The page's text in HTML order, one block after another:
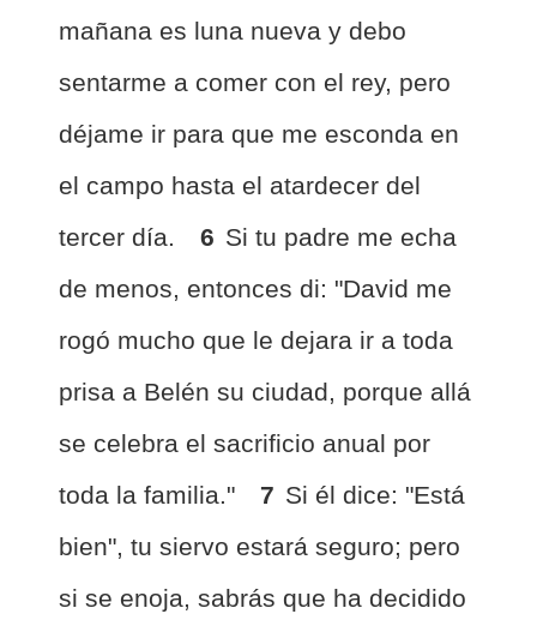
mañana es luna nueva y debo
sentarme a comer con el rey, pero
déjame ir para que me esconda en
el campo hasta el atardecer del
tercer día.
6 Si tu padre me echa
de menos, entonces di: "David me
rogó mucho que le dejara ir a toda
prisa a Belén su ciudad, porque allá
se celebra el sacrificio anual por
toda la familia."
7 Si él dice: "Está
bien", tu siervo estará seguro; pero
si se enoja, sabrás que ha decidido